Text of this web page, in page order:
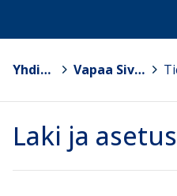
Yhdistykset Vapaa Sivistystyö ry
Laki ja asetus